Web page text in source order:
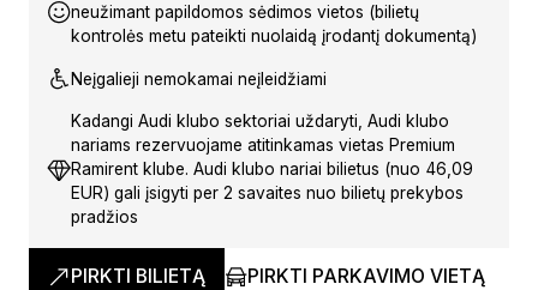
neužimant papildomos sėdimos vietos (bilietų
kontrolės metu pateikti nuolaidą įrodantį dokumentą)
Neįgalieji nemokamai neįleidžiami
Kadangi Audi klubo sektoriai uždaryti, Audi klubo
nariams rezervuojame atitinkamas vietas Premium
Ramirent klube. Audi klubo nariai bilietus (nuo 46,09
EUR) gali įsigyti per 2 savaites nuo bilietų prekybos
pradžios
PIRKTI BILIETĄ PIRKTI PARKAVIMO VIETĄ